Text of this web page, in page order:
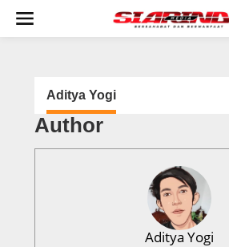
i
Aditya Yogi
Author
Aditya Yogi